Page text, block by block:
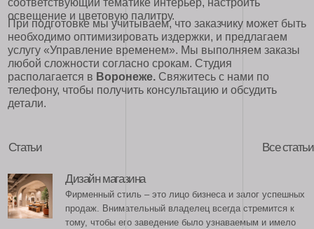
располагать к совершению покупки либо заключению
сделки. К тому же сотрудники коммерческих
организаций и предприятий сферы услуг проводят
значительную часть своего времени на рабочем месте.
Поэтому совершенно необходимо сформировать
Фирменный стиль – это лицо бизнеса и залог успешных
продаж. Внимательный владелец всегда стремится к
Дизайн магазина
Статьи Все статьи